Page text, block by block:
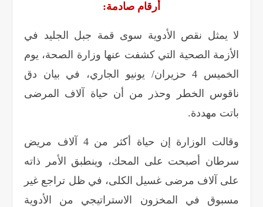
أرقام صادمة:
لا يمثل نقص الأدوية سوى قمة جبل الجليد في
الأزمة الصحية التي كشفت عنها وزارة الصحة، يوم
الخميس 4 حزيران/ يونيو الجاري، في بيان دق
ناقوس الخطر وحذر من أن حياة آلاف المرضى
باتت مهددة.
وقالت الوزارة إن حياة أكثر من 4 آلاف مريض
سرطان أصبحت على المحك، وينطبق الأمر ذاته
على آلاف مرضى غسيل الكلى، في ظل تراجع غير
مسبوق في المخزون الاستراتيجي من الأدوية